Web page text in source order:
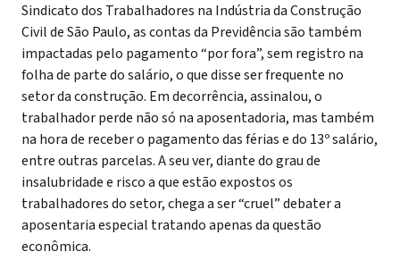
Sindicato dos Trabalhadores na Indústria da Construção
Civil de São Paulo, as contas da Previdência são também
impactadas pelo pagamento “por fora”, sem registro na
folha de parte do salário, o que disse ser frequente no
setor da construção. Em decorrência, assinalou, o
trabalhador perde não só na aposentadoria, mas também
na hora de receber o pagamento das férias e do 13º salário,
entre outras parcelas. A seu ver, diante do grau de
insalubridade e risco a que estão expostos os
trabalhadores do setor, chega a ser “cruel” debater a
aposentaria especial tratando apenas da questão
econômica.